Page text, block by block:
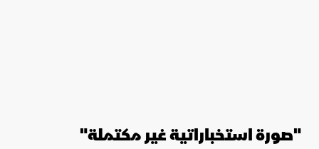
"صورة استخباراتية غير مكتملة"